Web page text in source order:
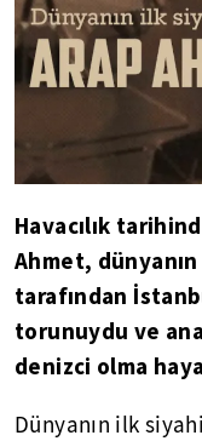
Havacılık
Ahmet,
tarafından
torunuydu ve
denizci olma
Dünyanın ilk